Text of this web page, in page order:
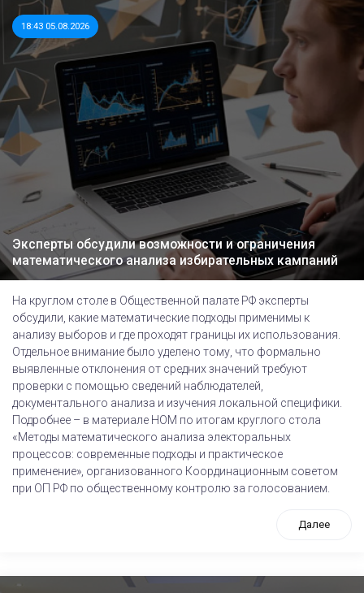
18:43 05.08.2026
Эксперты обсудили возможности и ограничения
математического анализа избирательных кампаний
На круглом столе в Общественной палате РФ эксперты
обсудили, какие математические подходы применимы к
анализу выборов и где проходят границы их использования.
Отдельное внимание было уделено тому, что формально
выявленные отклонения от средних значений требуют
проверки с помощью сведений наблюдателей,
документального анализа и изучения локальной специфики.
Подробнее – в материале НОМ по итогам круглого стола
«Методы математического анализа электоральных
процессов: современные подходы и практическое
применение», организованного Координационным советом
при ОП РФ по общественному контролю за голосованием.
Далее